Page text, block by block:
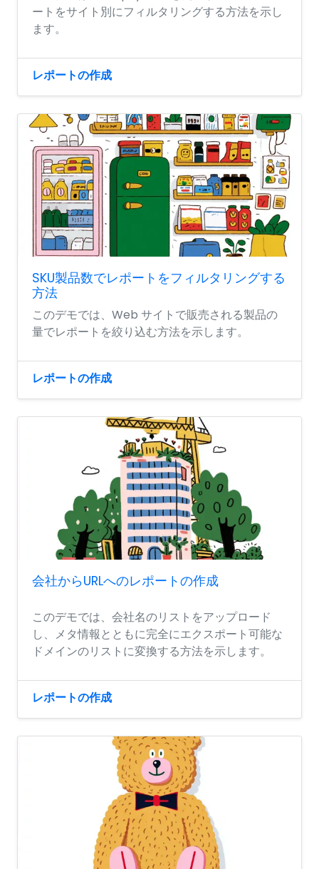
ートをサイト別にフィルタリングする方法を示し
ます。
レポートの作成
SKU製品数でレポートをフィルタリングする
方法
このデモでは、Web サイトで販売される製品の
量でレポートを絞り込む方法を示します。
レポートの作成
会社からURLへのレポートの作成
このデモでは、会社名のリストをアップロード
し、メタ情報とともに完全にエクスポート可能な
ドメインのリストに変換する方法を示します。
レポートの作成